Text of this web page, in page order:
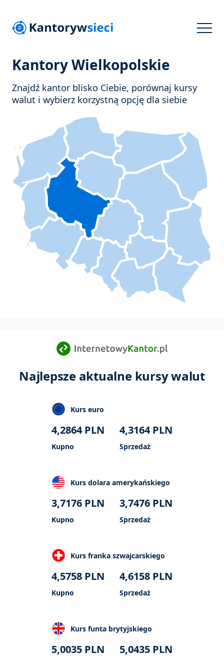
Kantory Wielkopolskie
Znajdź kantor blisko Ciebie, porównaj kursy
walut i wybierz korzystną opcję dla siebie
Najlepsze aktualne kursy walut
Kurs euro
4,2864PLN
Kupno
4,3164PLN
Sprzedaż
Kurs dolara amerykańskiego
3,7176 PLN
Kupno
3,7476 PLN
Sprzedaż
Kurs franka szwajcarskiego
4,5758 PLN
Kupno
4,6158 PLN
Sprzedaż
Kurs funta brytyjskiego
5,0035 PLN 5,0435 PLN